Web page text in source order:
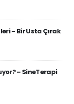
– Bir Usta Çırak
– SineTerapi